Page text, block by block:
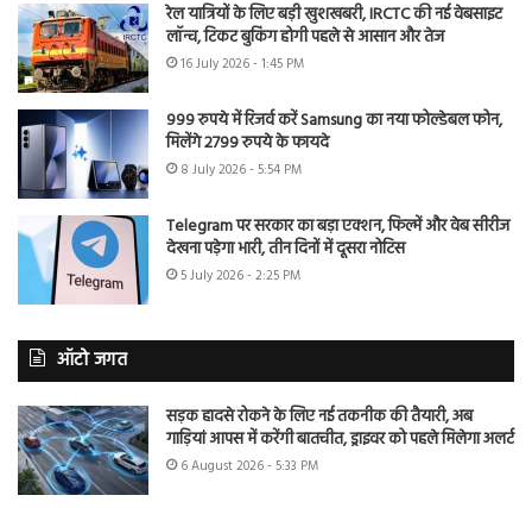
रेल यात्रियों के लिए बड़ी खुशखबरी, IRCTC की नई वेबसाइट
लॉन्च, टिकट बुकिंग होगी पहले से आसान और तेज
16 July 2026 - 1:45 PM
999 रुपये में रिजर्व करें Samsung का नया फोल्डेबल फोन,
मिलेंगे 2799 रुपये के फायदे
8 July 2026 - 5:54 PM
Telegram पर सरकार का बड़ा एक्शन, फिल्में और वेब सीरीज
देखना पड़ेगा भारी, तीन दिनों में दूसरा नोटिस
5 July 2026 - 2:25 PM
ऑटो जगत
सड़क हादसे रोकने के लिए नई तकनीक की तैयारी, अब
गाड़ियां आपस में करेंगी बातचीत, ड्राइवर को पहले मिलेगा अलर्ट
6 August 2026 - 5:33 PM